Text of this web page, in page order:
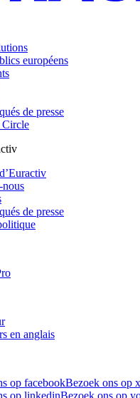
européens
de presse
Circle
nous
de presse
en anglais
op facebookBezoek ons op x